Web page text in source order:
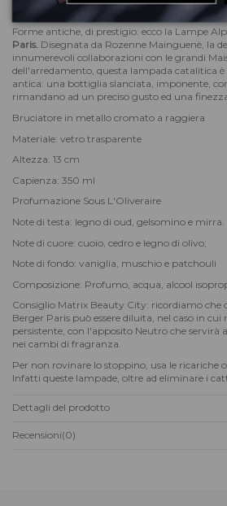
Forme antiche, di prestigio: ecco la Lampe
Paris. Disegnata da Rozenne Mainguenè, la
innumerevoli collaborazioni con le grandi
dell'arredamento, questa lampada catalitica
antica: una bottiglia slanciata, imponente,
rimandano ad un preciso gusto ed una
Bruciatore in metallo cromato a raggiera
Materiale: vetro trasparente
Altezza: 13 cm
Capienza: 350 ml
Profumazione Sous L'Oliveraire
Note di testa: legno di oud, gelsomino e mirra.
Note di cuore: cuoio, cedro e legno di olivo;
Note di fondo: vaniglia, muschio e patchouli
Composizione: Profumo, acqua, alcool
Consiglio Matrix Beauty City: ricordiamo che
Berger Paris può essere diluita, nel caso in cui
persistente, con l'apposito Neutro che servirà
nei cambi di fragranza.
Per non rovinare lo stoppino, usa le ricariche
Infatti queste lampade, oltre ad eliminare i
Dettagli del prodotto
Recensioni(0)